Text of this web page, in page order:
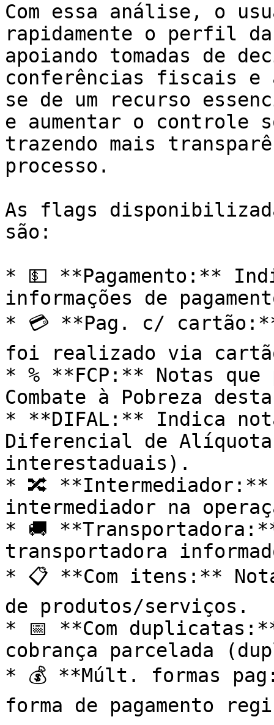
Com essa análise, o
rapidamente o perfil
apoiando tomadas de
conferências fiscais
se de um recurso
e aumentar o controle
trazendo mais
processo.
As flags
são:
* 💵 **Pagamento:**
informações de
* 💳 **Pag. c/ cartão:**
foi realizado via
* % **FCP:** Notas que
Combate à Pobreza
* **DIFAL:** Indica
Diferencial de Alíquota
interestaduais).
* 🔀 **Intermediador:**
intermediador na
* 🚚
transportadora
* 📋 **Com itens:**
de produtos/serviços.
* 📅 **Com
cobrança parcelada
* 💰 **Múlt. formas
forma de pagamento